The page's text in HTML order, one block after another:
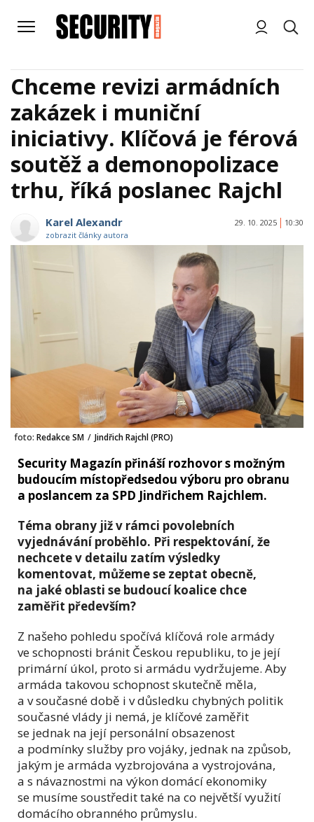
Chceme revizi armádních
zakázek i muniční
iniciativy. Klíčová je férová
soutěž a demonopolizace
trhu, říká poslanec Rajchl
Karel Alexandr
zobrazit články autora
29. 10. 2025 10:30
foto: Redakce SM / Jindřich Rajchl (PRO)
Security Magazín přináší rozhovor s možným
budoucím místopředsedou výboru pro obranu
a poslancem za SPD Jindřichem Rajchlem.
Téma obrany již v rámci povolebních
vyjednávání proběhlo. Při respektování, že
nechcete v detailu zatím výsledky
komentovat, můžeme se zeptat obecně,
na jaké oblasti se budoucí koalice chce
zaměřit především?
Z našeho pohledu spočívá klíčová role armády
ve schopnosti bránit Českou republiku, to je její
primární úkol, proto si armádu vydržujeme. Aby
armáda takovou schopnost skutečně měla,
a v současné době i v důsledku chybných politik
současné vlády ji nemá, je klíčové zaměřit
se jednak na její personální obsazenost
a podmínky služby pro vojáky, jednak na způsob,
jakým je armáda vyzbrojována a vystrojována,
a s návaznostmi na výkon domácí ekonomiky
se musíme soustředit také na co největší využití
domácího obranného průmyslu.